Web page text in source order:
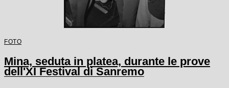
FOTO
Mina, seduta in platea, durante le prove
dell'XI Festival di Sanremo